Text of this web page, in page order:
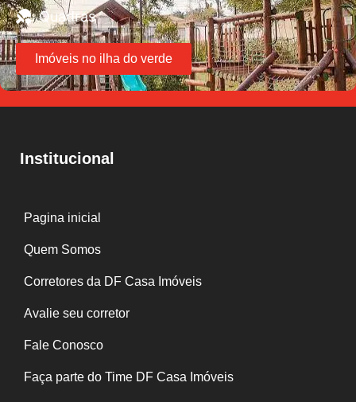
Quadras
Imóveis no ilha do verde
Institucional
Pagina inicial
Quem Somos
Corretores da DF Casa Imóveis
Avalie seu corretor
Fale Conosco
Faça parte do Time DF Casa Imóveis